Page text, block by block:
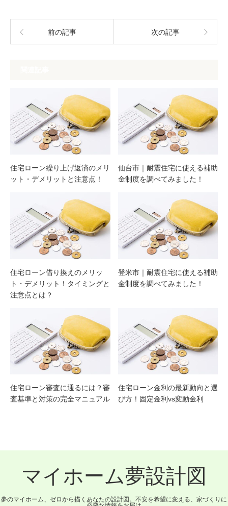
前の記事 次の記事
住宅ローン繰り上げ返済のメリ
ット・デメリットと注意点！
仙台市｜耐震住宅に使える補助
金制度を調べてみました！
住宅ローン借り換えのメリッ
ト・デメリット！タイミングと
注意点とは？
登米市｜耐震住宅に使える補助
金制度を調べてみました！
住宅ローン審査に通るには？審
査基準と対策の完全マニュアル
住宅ローン金利の最新動向と選
び方！固定金利vs変動金利
マイホーム夢設計図
夢のマイホーム、ゼロから描くあなたの設計図。不安を希望に変える、家づくりに